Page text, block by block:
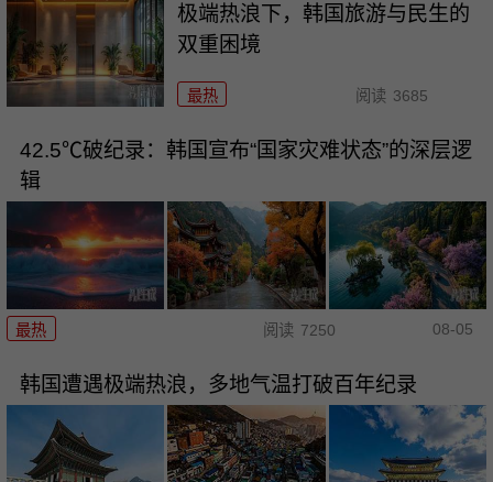
极端热浪下，韩国旅游与民生的
双重困境
最热 阅读 3685
42.5℃破纪录：韩国宣布“国家灾难状态”的深层逻
辑
最热 阅读 7250 08-05
韩国遭遇极端热浪，多地气温打破百年纪录